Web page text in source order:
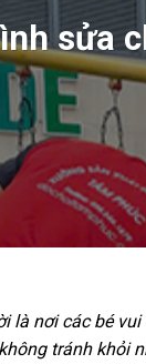
sửa
là nơi các bé
tránh khỏi